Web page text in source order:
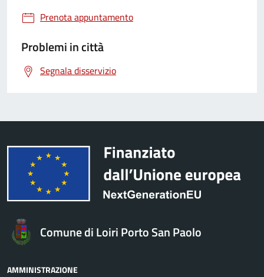
Prenota appuntamento
Problemi in città
Segnala disservizio
Comune di Loiri Porto San Paolo
AMMINISTRAZIONE